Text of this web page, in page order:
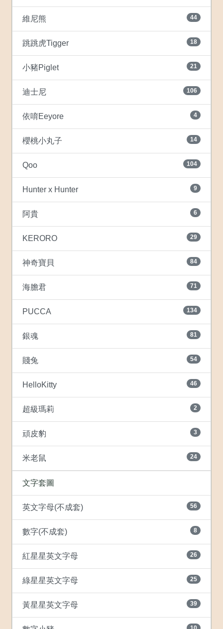
維尼熊 44
跳跳虎Tigger 18
小豬Piglet 21
迪士尼 106
依唷Eeyore 4
櫻桃小丸子 14
Qoo 104
Hunter x Hunter 9
阿貴 6
KERORO 29
神奇寶貝 84
海膽君 71
PUCCA 134
銀魂 81
賤兔 54
HelloKitty 46
超級瑪莉 2
頑皮豹 3
米老鼠 24
文字套圖
英文字母(不成套) 56
數字(不成套) 8
紅星星英文字母 26
綠星星英文字母 25
黃星星英文字母 39